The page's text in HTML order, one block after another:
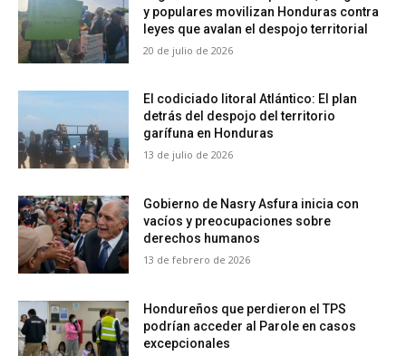
y populares movilizan Honduras contra
leyes que avalan el despojo territorial
20 de julio de 2026
El codiciado litoral Atlántico: El plan
detrás del despojo del territorio
garífuna en Honduras
13 de julio de 2026
Gobierno de Nasry Asfura inicia con
vacíos y preocupaciones sobre
derechos humanos
13 de febrero de 2026
Hondureños que perdieron el TPS
podrían acceder al Parole en casos
excepcionales